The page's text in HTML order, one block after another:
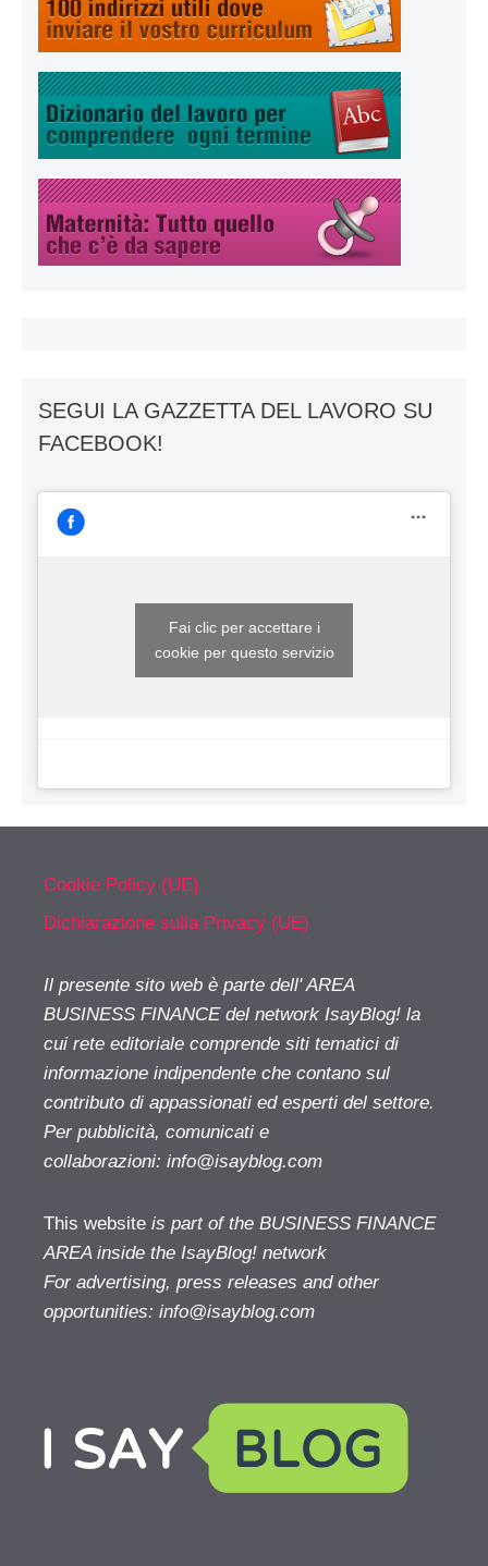
SEGUI LA GAZZETTA DEL LAVORO SU
FACEBOOK!
Fai clic per accettare i
cookie per questo servizio
Cookie Policy (UE)
Dichiarazione sulla Privacy (UE)
Il presente sito web è parte dell' AREA
BUSINESS FINANCE del network IsayBlog! la
cui rete editoriale comprende siti tematici di
informazione indipendente che contano sul
contributo di appassionati ed esperti del settore.
Per pubblicità, comunicati e
collaborazioni: info@isayblog.com
This website is part of the BUSINESS FINANCE
AREA inside the IsayBlog! network
For advertising, press releases and other
opportunities: info@isayblog.com